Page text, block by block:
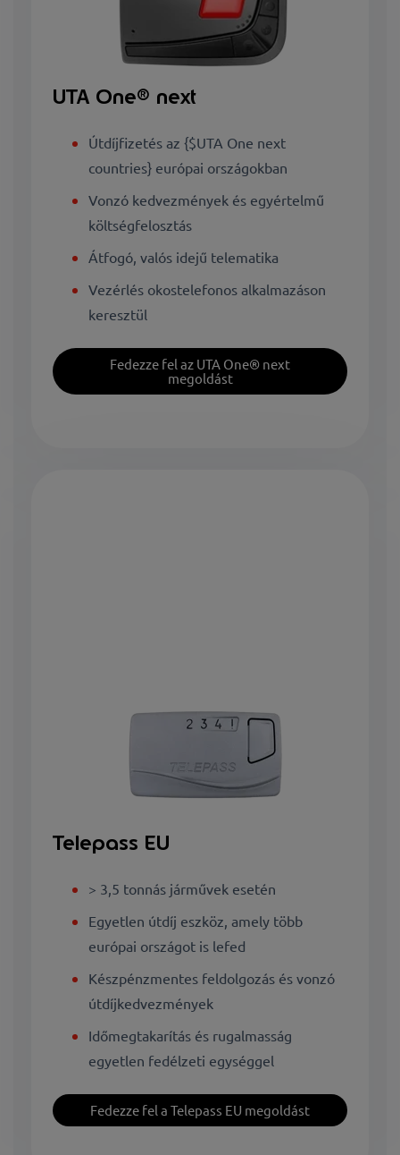
UTA One® next
Útdíjfizetés az {$UTA One next
countries} európai országokban
Vonzó kedvezmények és egyértelmű
költségfelosztás
Átfogó, valós idejű telematika
Vezérlés okostelefonos alkalmazáson
keresztül
Fedezze fel az UTA One® next
megoldást
Telepass EU
> 3,5 tonnás járművek esetén
Egyetlen útdíj eszköz, amely több
európai országot is lefed
Készpénzmentes feldolgozás és vonzó
útdíjkedvezmények
Időmegtakarítás és rugalmasság
egyetlen fedélzeti egységgel
Fedezze fel a Telepass EU megoldást